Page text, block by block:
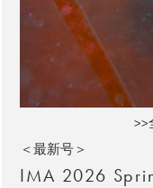
>>
＜最新号＞
IMA 2026